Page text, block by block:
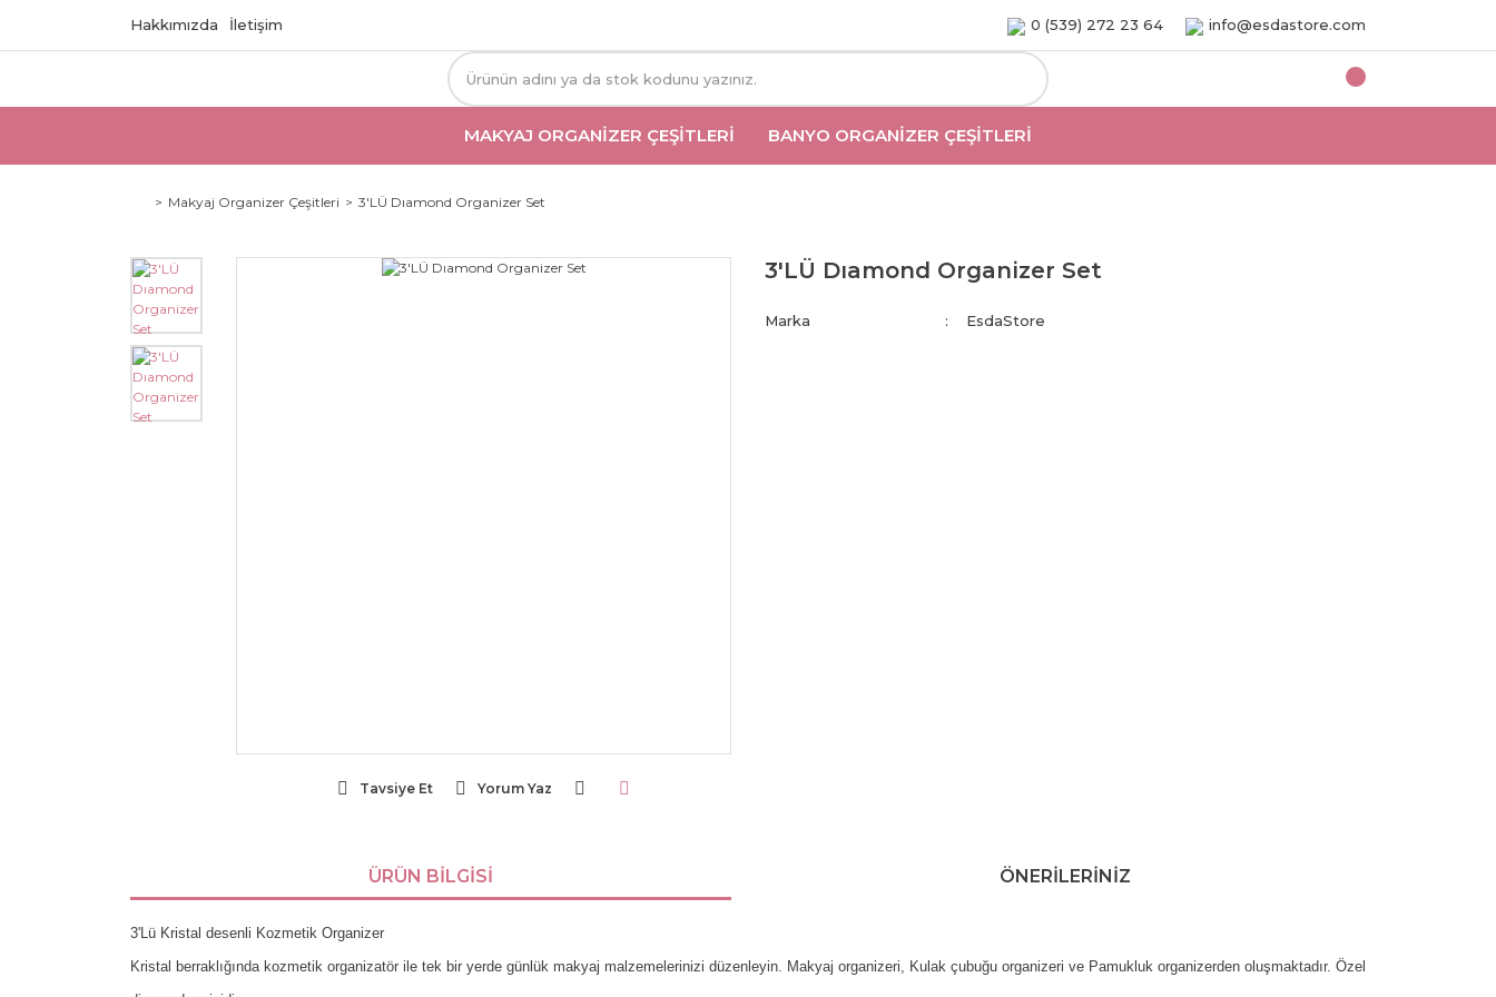
Hakkımızda İletişim 0 (539) 272 23 64 info@esdastore.com
MAKYAJ ORGANIZER ÇEŞITLERI BANYO ORGANIZER ÇEŞITLERI
Makyaj Organizer Çeşitleri 3'LÜ Dıamond Organizer Set
Tavsiye Et Yorum Yaz
3'LÜ Dıamond Organizer Set
Marka EsdaStore
ÜRÜN BILGISI ÖNERILERINIZ
3'Lü Kristal desenli Kozmetik Organizer
Kristal berraklığında kozmetik organizatör ile tek bir yerde günlük makyaj malzemelerinizi düzenleyin. Makyaj organizeri, Kulak çubuğu organizeri ve Pamukluk organizerden oluşmaktadır. Özel